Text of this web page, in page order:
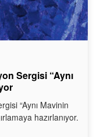
Sergisi “Aynı
“Aynı Mavinin
hazırlanıyor.